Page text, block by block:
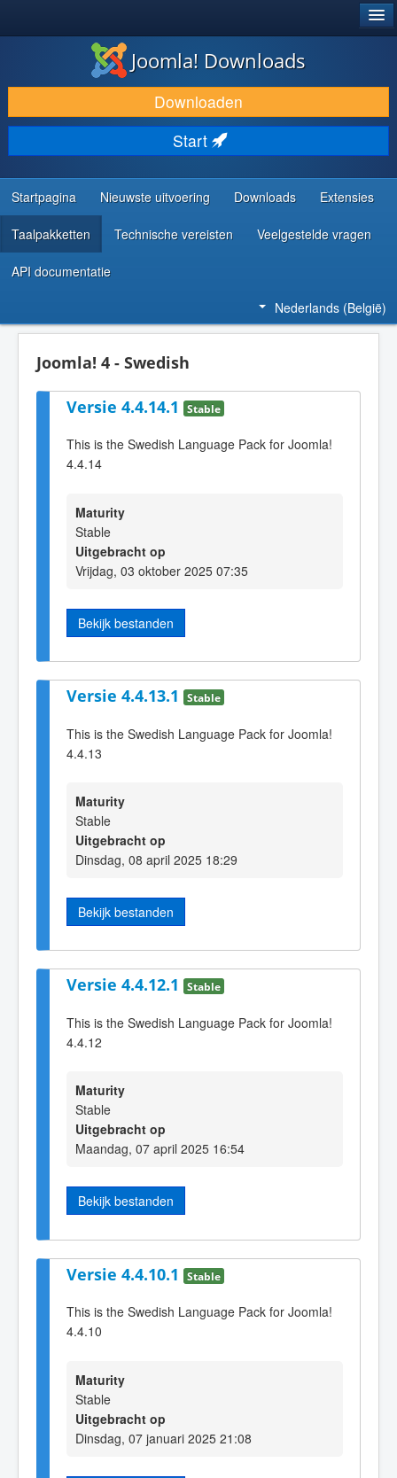
DOWNLOAD & BREID UIT
ONTDEK & LEER
COMMUNITY & ONDERSTEUNING
ONTWIKKELAARSBRONNEN
Joomla! Downloads
Downloaden
Start
Startpagina Nieuwste uitvoering Downloads Extensies
Taalpakketten Technische vereisten Veelgestelde vragen
API documentatie
Nederlands (België)
Joomla! 4 - Swedish
Versie 4.4.14.1 Stable
This is the Swedish Language Pack for Joomla!
4.4.14
Maturity
Stable
Uitgebracht op
Vrijdag, 03 oktober 2025 07:35
Bekijk bestanden
Versie 4.4.13.1 Stable
This is the Swedish Language Pack for Joomla!
4.4.13
Maturity
Stable
Uitgebracht op
Dinsdag, 08 april 2025 18:29
Bekijk bestanden
Versie 4.4.12.1 Stable
This is the Swedish Language Pack for Joomla!
4.4.12
Maturity
Stable
Uitgebracht op
Maandag, 07 april 2025 16:54
Bekijk bestanden
Versie 4.4.10.1 Stable
This is the Swedish Language Pack for Joomla!
4.4.10
Maturity
Stable
Uitgebracht op
Dinsdag, 07 januari 2025 21:08